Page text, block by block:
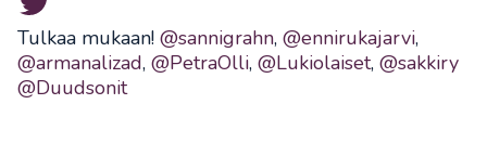
Tulkaa mukaan! @sannigrahn, @ennirukajarvi,
@armanalizad, @PetraOlli, @Lukiolaiset, @sakkiry
@Duudsonit